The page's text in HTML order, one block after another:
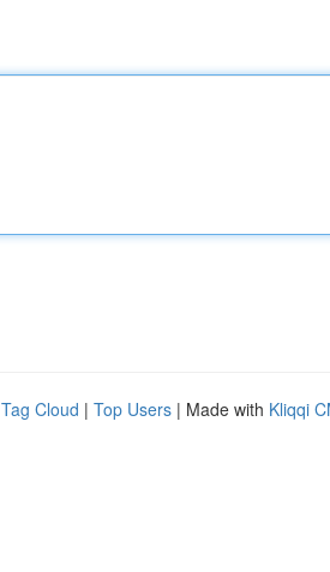
Tag Cloud | Top Users | Made with Kliqqi